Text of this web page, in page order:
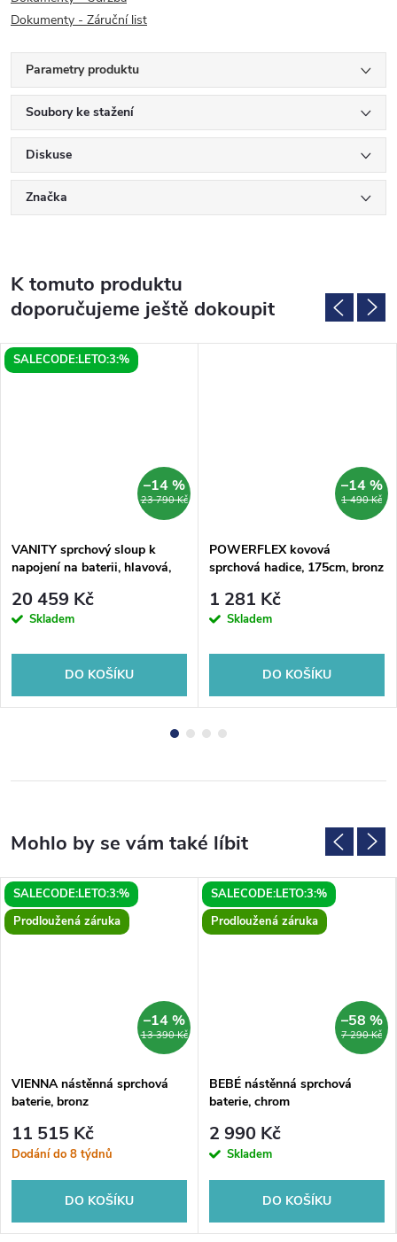
Dokumenty - Záruční list
Parametry produktu
Soubory ke stažení
Diskuse
Značka
K tomuto produktu
doporučujeme ještě dokoupit
SALECODE:LETO:3:%
23 790 Kč
–14 %
VANITY sprchový sloup k
napojení na baterii, hlavová,
20 459 Kč
Skladem
DO KOŠÍKU
1 490 Kč
–14 %
POWERFLEX kovová
sprchová hadice, 175cm, bronz
1 281 Kč
Skladem
DO KOŠÍKU
SALECODE:LETO:3:%
Prodloužená záruka
13 390 Kč
–14 %
VIENNA nástěnná sprchová
baterie, bronz
11 515 Kč
Dodání do 8 týdnů
DO KOŠÍKU
SALECODE:LETO:3:%
Prodloužená záruka
7 290 Kč
–58 %
BEBÉ nástěnná sprchová
baterie, chrom
2 990 Kč
Skladem
DO KOŠÍKU